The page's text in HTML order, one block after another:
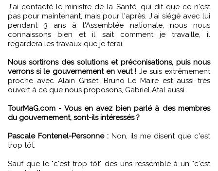
J'ai contacté le ministre de la Santé, qui dit que ce n'est
pas pour maintenant, mais pour l'après. J'ai siégé avec lui
pendant 3 ans à l'Assemblée nationale, nous nous
connaissons bien et il sait comment je travaille, il
regardera les travaux que je ferai.
Nous sortirons des solutions et préconisations, puis nous
verrons si le gouvernement en veut ! Je suis extrêmement
proche avec Alain Griset. Bruno Le Maire est aussi très
ouvert à ce que nous proposons, Gabriel Atal aussi.
TourMaG.com - Vous en avez bien parlé à des membres
du gouvernement, sont-ils intéressés ?
Pascale Fontenel-Personne : Non, ils me disent que c'est
trop tôt.
Sauf que le "c'est trop tôt" des uns ressemble à un "c'est